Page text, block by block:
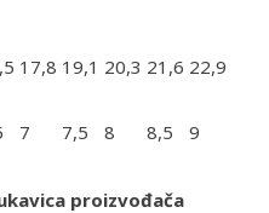
17,8 19,1 20,3 21,6 22,9
7 7,5 8 8,5 9
proizvođača